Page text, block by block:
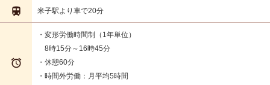
 米子駅より車で20分

・変形労働時間制（1年単位）
8時15分～16時45分
・休憩60分
・時間外労働：月平均5時間